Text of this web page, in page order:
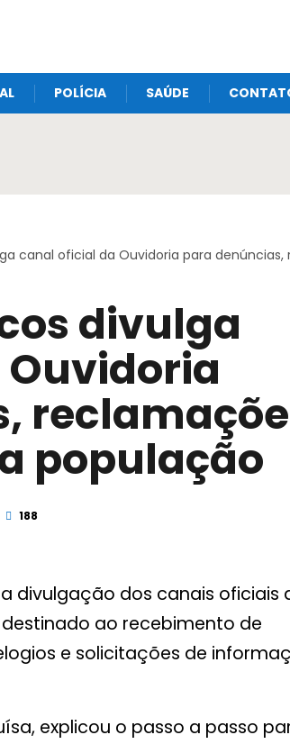
POLÍCIA SAÚDE
canal oficial da Ouvidoria para
divulga
população
188
divulgação dos canais oficiais
ao recebimento de
e solicitações de
explicou o passo a passo